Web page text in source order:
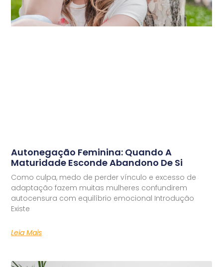
Autonegação Feminina: Quando A
Maturidade Esconde Abandono De Si
Como culpa, medo de perder vínculo e excesso de
adaptação fazem muitas mulheres confundirem
autocensura com equilíbrio emocional Introdução
Existe
Leia Mais